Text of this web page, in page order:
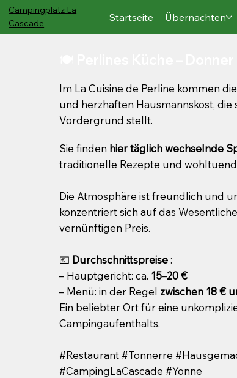
Campingplatz La
Cascade
Startseite Übernachten
Im La Cuisine de Perline kommen
und herzhaften Hausmannskost, die
Vordergrund stellt.
Sie finden hier täglich wechselnde
traditionelle Rezepte und
Die Atmosphäre ist freundlich und
konzentriert sich auf das
vernünftigen Preis.
💶 Durchschnittspreise:
– Hauptgericht: ca. 15–20 €
– Menü: in der Regel zwischen 18 €
Ein beliebter Ort für eine
Campingaufenthalts.
#Restaurant #Tonnerre
#CampingLaCascade #Yonne